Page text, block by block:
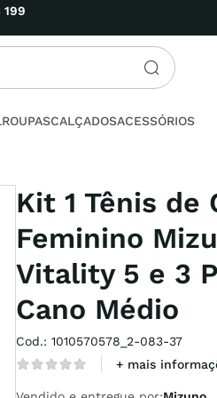
nossas Ofertas Relâmpago!
ROUPASCALÇADOSACESSÓRIOS
Kit 1 Tênis de
Feminino
Vitality 5 e 3
Cano Médio
Cod.: 1010570578_2-083-37
+ mais